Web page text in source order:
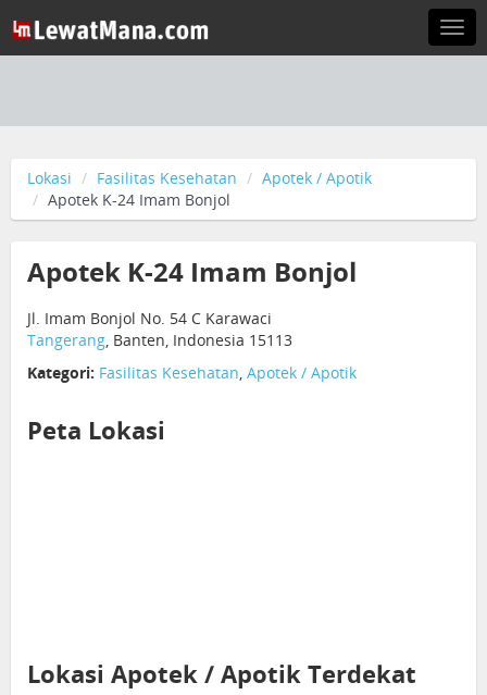
Lokasi Fasilitas Kesehatan
Apotek / Apotik
Apotek K-24 Imam Bonjol
Apotek K-24 Imam Bonjol
Jl. Imam Bonjol No. 54 C Karawaci
Tangerang, Banten, Indonesia 15113
Kategori: Fasilitas Kesehatan, Apotek / Apotik
Peta Lokasi
Lokasi Apotek / Apotik Terdekat